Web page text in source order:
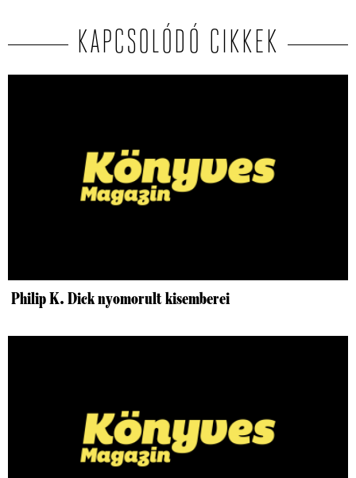
KAPCSOLÓDÓ CIKKEK
Philip K. Dick nyomorult kisemberei